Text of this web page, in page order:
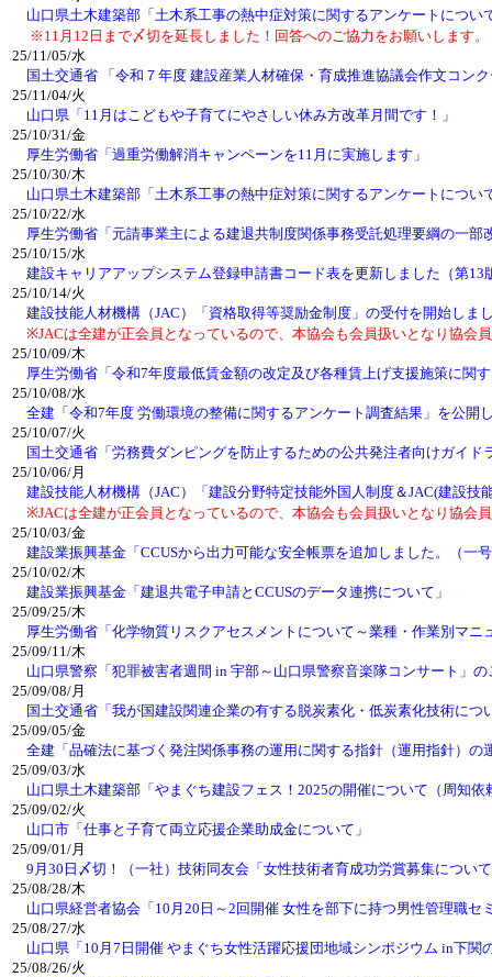
山口県土木建築部「土木系工事の熱中症対策に関するアンケートについ
※11月12日まで〆切を延長しました！回答へのご協力をお願いします。
25/11/05/水
国土交通省 「令和７年度 建設産業人材確保・育成推進協議会作文コン
25/11/04/火
山口県「11月はこどもや子育てにやさしい休み方改革月間です！」
25/10/31/金
厚生労働省「過重労働解消キャンペーンを11月に実施します」
25/10/30/木
山口県土木建築部「土木系工事の熱中症対策に関するアンケートにつ
25/10/22/水
厚生労働省「元請事業主による建退共制度関係事務受託処理要綱の一部
25/10/15/水
建設キャリアアップシステム登録申請書コード表を更新しました（第13
25/10/14/火
建設技能人材機構（JAC）「資格取得等奨励金制度」の受付を開始しま
※JACは全建が正会員となっているので、本協会も会員扱いとなり協会
25/10/09/木
厚生労働省「令和7年度最低賃金額の改定及び各種賃上げ支援施策に関
25/10/08/水
全建「令和7年度 労働環境の整備に関するアンケート調査結果」を公開
25/10/07/火
国土交通省「労務費ダンピングを防止するための公共発注者向けガイ
25/10/06/月
建設技能人材機構（JAC）「建設分野特定技能外国人制度＆JAC(建設技
※JACは全建が正会員となっているので、本協会も会員扱いとなり協会
25/10/03/金
建設業振興基金「CCUSから出力可能な安全帳票を追加しました。（一
25/10/02/木
建設業振興基金「建退共電子申請とCCUSのデータ連携について」
25/09/25/木
厚生労働省「化学物質リスクアセスメントについて～業種・作業別マニ
25/09/11/木
山口県警察「犯罪被害者週間 in 宇部～山口県警察音楽隊コンサート」の
25/09/08/月
国土交通省「我が国建設関連企業の有する脱炭素化・低炭素化技術につ
25/09/05/金
全建「品確法に基づく発注関係事務の運用に関する指針（運用指針）
25/09/03/水
山口県土木建築部「やまぐち建設フェス！2025の開催について（周知依
25/09/02/火
山口市「仕事と子育て両立応援企業助成金について」
25/09/01/月
9月30日〆切！（一社）技術同友会「女性技術者育成功労賞募集につい
25/08/28/木
山口県経営者協会「10月20日～2回開催 女性を部下に持つ男性管理職セ
25/08/27/水
山口県「10月7日開催 やまぐち女性活躍応援団地域シンポジウム in下関
25/08/26/火